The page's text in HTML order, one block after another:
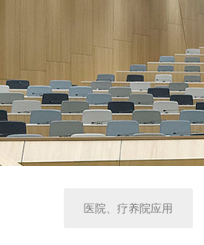
医院、疗养院应用